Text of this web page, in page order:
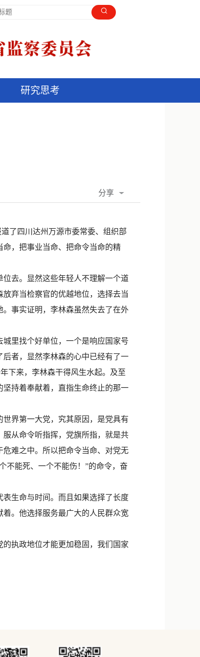
研究思考
分享
新浪微博
QQ
了四川达州万源市委常委、组织部
，把事业当命、把命令当命的精
去。显然这些年轻人不理解一个道
弃当检察官的优越地位，选择去当
事实证明，李林森虽然失去了在外
里找个好单位，一个是响应国家号
者，显然李林森的心中已经有了一
下来，李林森干得风生水起。及至
持着奉献着，直指生命终止的那一
界第一大党，究其原因，是党具有
从命令听指挥，党旗所指，就是共
难之中。所以把命令当命、对党无
不能死、一个不能伤！”的命令，奋
生命与时间。而且如果选择了长度
。他选择服务最广大的人民群众宽
执政地位才能更加稳固，我们国家